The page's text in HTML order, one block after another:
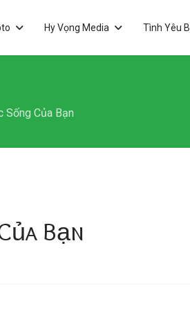
Hy Vọng Media Tình Yêu
Sống Của Bạn
Bạn